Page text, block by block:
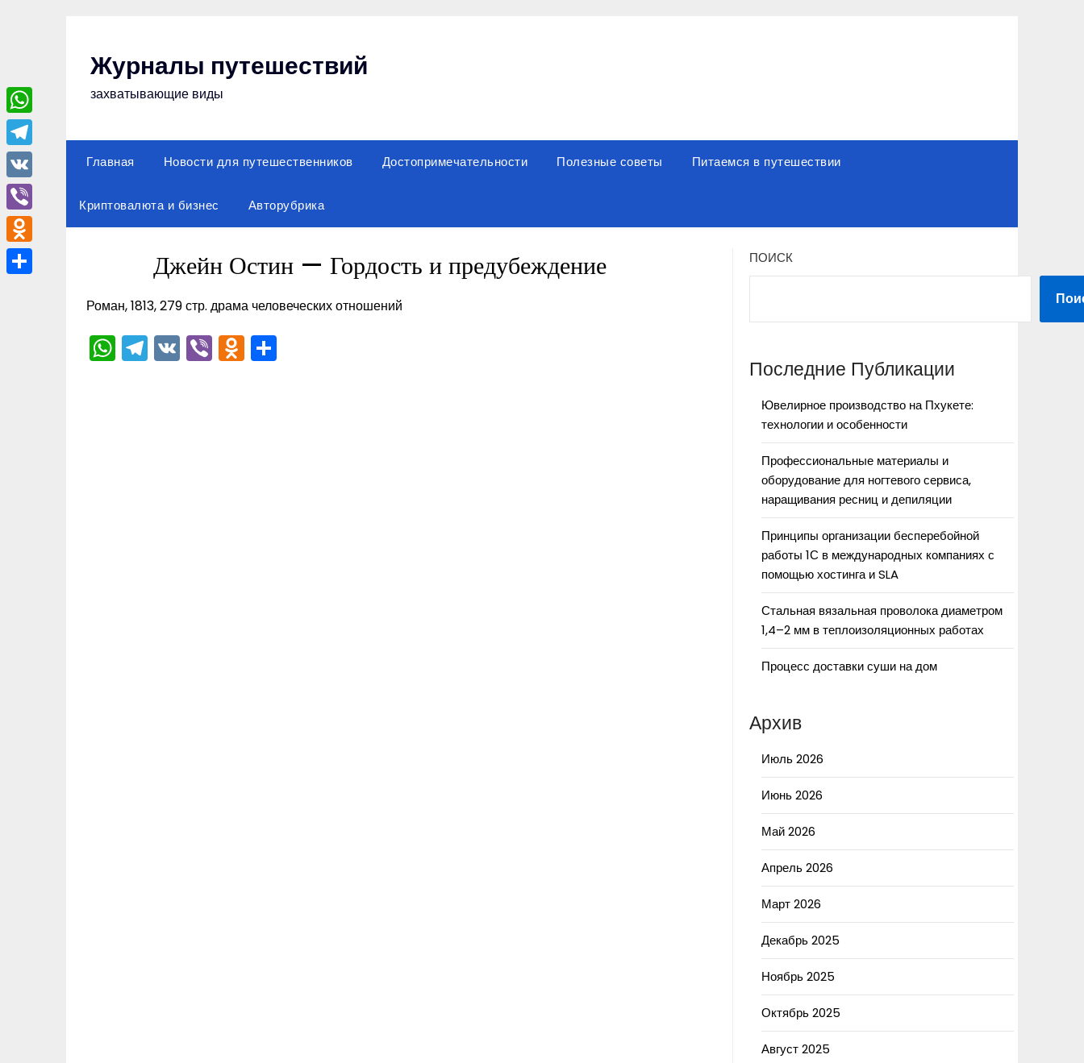
Журналы путешествий
захватывающие виды
Главная Новости для путешественников Достопримечательности Полезные советы Питаемся в путешествии
Криптовалюта и бизнес Авторубрика
Джейн Остин — Гордость и предубеждение
Роман, 1813, 279 стр. драма человеческих отношений
WhatsApp
Telegram
VKViberOdnoklassniki
ПОИСК
Последние Публикации
Ювелирное производство на Пхукете:
технологии и особенности
Профессиональные материалы и
оборудование для ногтевого сервиса,
наращивания ресниц и депиляции
Принципы организации бесперебойной
работы 1С в международных компаниях с
помощью хостинга и SLA
Стальная вязальная проволока диаметром
1,4–2 мм в теплоизоляционных работах
Процесс доставки суши на дом
Архив
Июль 2026
Июнь 2026
Май 2026
Апрель 2026
Март 2026
Декабрь 2025
Ноябрь 2025
Октябрь 2025
Август 2025
WhatsApp
Telegram
VK
Viber
Odnoklassniki